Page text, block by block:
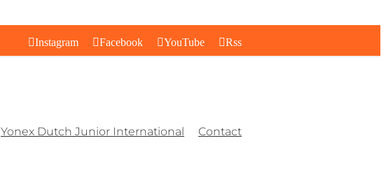
Instagram Facebook YouTube Rss
Yonex Dutch Junior International Contact